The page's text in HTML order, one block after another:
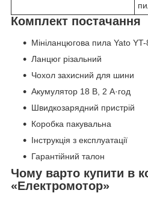
Комплект постачання
Мініланцюгова пила Yato
Ланцюг різальний
Чохол захисний для шини
Акумулятор 18 В, 2 А·год
Швидкозарядний пристрій
Коробка пакувальна
Інструкція з експлуатації
Гарантійний талон
Чому варто купити в
«Електромотор»